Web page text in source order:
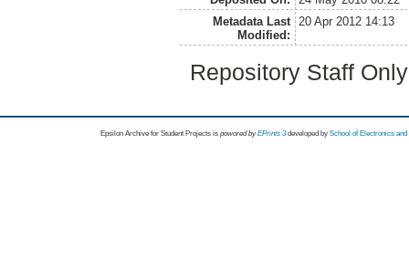
Metadata Last
Modified:
20 Apr 2012 14:13
Repository Staff
Epsilon Archive for Student Projects is powored byEPrints 3 developed by School of Electronics